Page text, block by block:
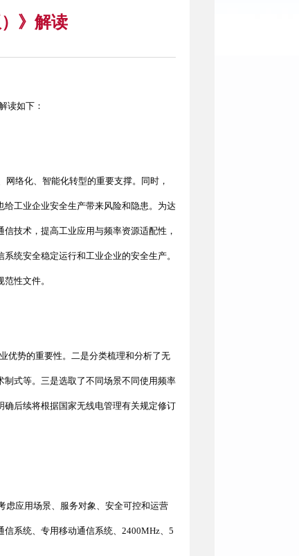
》解读
读如下：
络化、智能化转型的重要支撑。同时，
工业企业安全生产带来风险和隐患。为达
技术，提高工业应用与频率资源适配性，
统安全稳定运行和工业企业的安全生产。
性文件。
优势的重要性。二是分类梳理和分析了无
式等。三是选取了不同场景不同使用频率
后续将根据国家无线电管理有关规定修订
虑应用场景、服务对象、安全可控和运营
系统、专用移动通信系统、 2400MHz、5